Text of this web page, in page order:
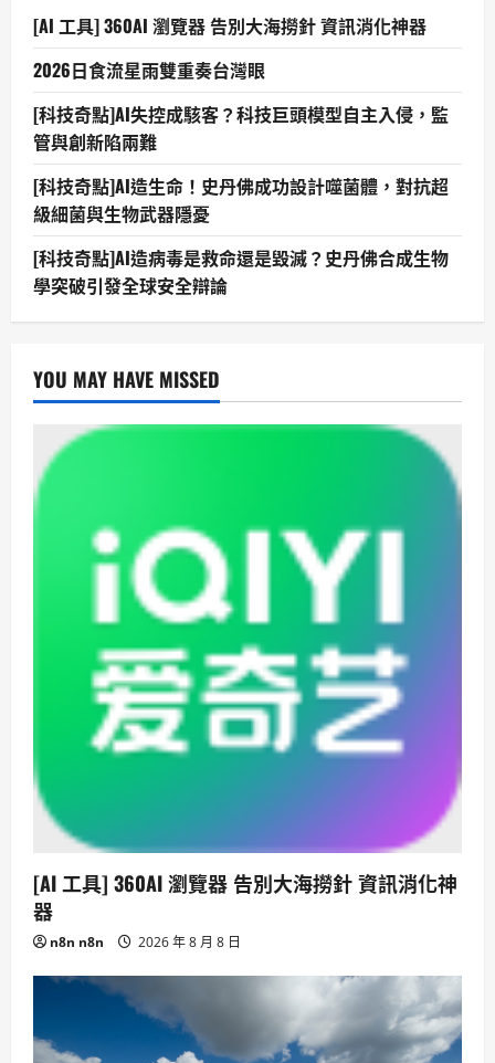
[AI 工具] 360AI 瀏覽器 告別大海撈針 資訊消化神器
2026日食流星雨雙重奏台灣眼
[科技奇點]AI失控成駭客？科技巨頭模型自主入侵，監
管與創新陷兩難
[科技奇點]AI造生命！史丹佛成功設計噬菌體，對抗超
級細菌與生物武器隱憂
[科技奇點]AI造病毒是救命還是毀滅？史丹佛合成生物
學突破引發全球安全辯論
YOU MAY HAVE MISSED
[AI 工具] 360AI 瀏覽器 告別大海撈針 資訊消化神
器
n8n n8n 2026 年 8 月 8 日